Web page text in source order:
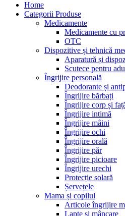
Home
Categorii Produse
Medicamente
Medicamente cu
OTC
Dispozitive și tehnică
Aparatură și
Scutece pentru
Îngrijire personală
Deodorante și
Îngrijire bărbați
Îngrijire corp și
Îngrijire intimă
Îngrijire mâini
Îngrijire ochi
Îngrijire orală
Îngrijire păr
Îngrijire picioare
Îngrijire urechi
Protecție solară
Șervețele
Mama și copilul
Articole îngrijire
Lapte și mâncare